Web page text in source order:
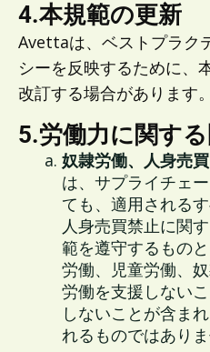
4.本規範の更新
Avettaは、ベストプラク
シーを反映するために、
改訂する場合があります。
5.労働力に関す
奴隷労働、人身売買
は、サプライチェ
ても、適用される
人身売買禁止に関
範を遵守するもの
労働、児童労働、
労働を支援しない
しないことが含ま
れるものではありま